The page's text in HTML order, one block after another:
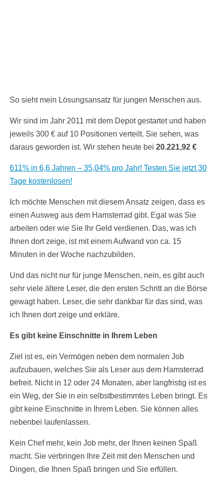
So sieht mein Lösungsansatz für jungen Menschen aus.
Wir sind im Jahr 2011 mit dem Depot gestartet und haben
jeweils 300 € auf 10 Positionen verteilt. Sie sehen, was
daraus geworden ist. Wir stehen heute bei 20.221,92 €
611% in 6,6 Jahren – 35,04% pro Jahr! Testen Sie jetzt 30
Tage kostenlosen!
Ich möchte Menschen mit diesem Ansatz zeigen, dass es
einen Ausweg aus dem Hamsterrad gibt. Egal was Sie
arbeiten oder wie Sie Ihr Geld verdienen. Das, was ich
Ihnen dort zeige, ist mit einem Aufwand von ca. 15
Minuten in der Woche nachzubilden.
Und das nicht nur für junge Menschen, nein, es gibt auch
sehr viele ältere Leser, die den ersten Schritt an die Börse
gewagt haben. Leser, die sehr dankbar für das sind, was
ich Ihnen dort zeige und erkläre.
Es gibt keine Einschnitte in Ihrem Leben
Ziel ist es, ein Vermögen neben dem normalen Job
aufzubauen, welches Sie als Leser aus dem Hamsterrad
befreit. Nicht in 12 oder 24 Monaten, aber langfristig ist es
ein Weg, der Sie in ein selbstbestimmtes Leben bringt. Es
gibt keine Einschnitte in Ihrem Leben. Sie können alles
nebenbei laufenlassen.
Kein Chef mehr, kein Job mehr, der Ihnen keinen Spaß
macht. Sie verbringen Ihre Zeit mit den Menschen und
Dingen, die Ihnen Spaß bringen und Sie erfüllen.